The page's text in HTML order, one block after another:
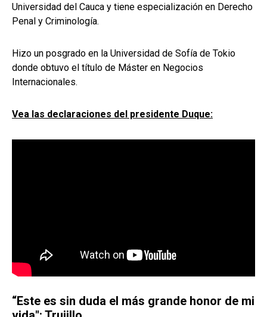
Universidad del Cauca y tiene especialización en Derecho
Penal y Criminología.
Hizo un posgrado en la Universidad de Sofía de Tokio
donde obtuvo el título de Máster en Negocios
Internacionales.
Vea las declaraciones del presidente Duque:
“Este es sin duda el más grande honor de mi